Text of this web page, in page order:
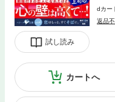
試し読み
dカー
返品
カートへ